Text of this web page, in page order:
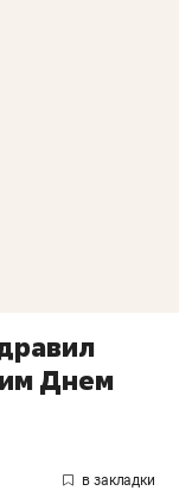
Днем